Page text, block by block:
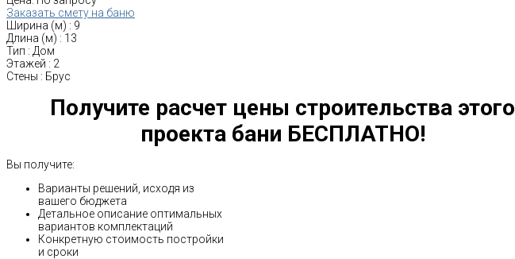
Заказать смету на баню
Ширина (м) : 9
Длина (м) : 13
Тип : Дом
Этажей : 2
Стены : Брус
Получите расчет цены строительства этого
проекта бани БЕСПЛАТНО!
Вы получите:
Варианты решений, исходя из
вашего бюджета
Детальное описание оптимальных
вариантов комплектаций
Конкретную стоимость постройки
и сроки